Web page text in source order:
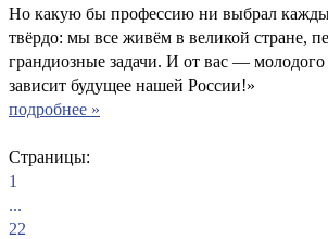
Но какую бы профессию ни выбрал
твёрдо: мы все живём в великой стране,
грандиозные задачи. И от вас —
зависит будущее нашей России!»
подробнее »
Страницы:
1
...
22